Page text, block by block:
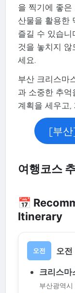
을 찍기에 좋은
산물을 활용한
즐길 수 있습니
것을 놓치지 않
세요.
부산 크리스마
과 소중한 추억
계획을 세우고,
[부
여행코스
📅
Itinerary
오전 오전
크리스마
부산광역